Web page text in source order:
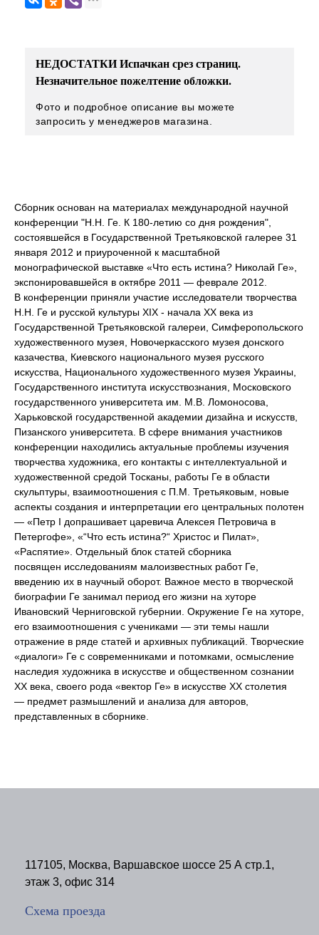
НЕДОСТАТКИ Испачкан срез страниц.
Незначительное пожелтение обложки.
Фото и подробное описание вы можете
запросить у менеджеров магазина.
Сборник основан на материалах международной научной
конференции "Н.Н. Ге. К 180-летию со дня рождения",
состоявшейся в Государственной Третьяковской галерее 31
января 2012 и приуроченной к масштабной
монографической выставке «Что есть истина? Николай Ге»,
экспонировавшейся в октябре 2011 — феврале 2012.
В конференции приняли участие исследователи творчества
Н.Н. Ге и русской культуры XIX - начала XX века из
Государственной Третьяковской галереи, Симферопольского
художественного музея, Новочеркасского музея донского
казачества, Киевского национального музея русского
искусства, Национального художественного музея Украины,
Государственного института искусствознания, Московского
государственного университета им. М.В. Ломоносова,
Харьковской государственной академии дизайна и искусств,
Пизанского университета. В сфере внимания участников
конференции находились актуальные проблемы изучения
творчества художника, его контакты с интеллектуальной и
художественной средой Тосканы, работы Ге в области
скульптуры, взаимоотношения с П.М. Третьяковым, новые
аспекты создания и интерпретации его центральных полотен
— «Петр I допрашивает царевича Алексея Петровича в
Петергофе», «“Что есть истина?“ Христос и Пилат»,
«Распятие». Отдельный блок статей сборника
посвящен исследованиям малоизвестных работ Ге,
введению их в научный оборот. Важное место в творческой
биографии Ге занимал период его жизни на хуторе
Ивановский Черниговской губернии. Окружение Ге на хуторе,
его взаимоотношения с учениками — эти темы нашли
отражение в ряде статей и архивных публикаций. Творческие
«диалоги» Ге с современниками и потомками, осмысление
наследия художника в искусстве и общественном сознании
XX века, своего рода «вектор Ге» в искусстве XX столетия
— предмет размышлений и анализа для авторов,
представленных в сборнике.
117105, Москва, Варшавское шоссе 25 А стр.1,
этаж 3, офис 314
Схема проезда